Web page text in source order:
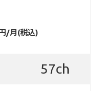
円/月(税込)
57ch